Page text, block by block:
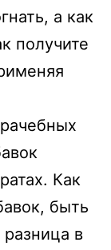
а как
получите
Как
быть
в